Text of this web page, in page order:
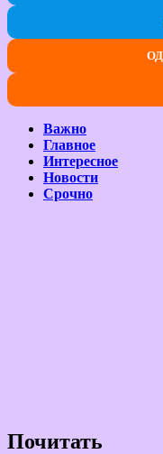
Важно
Главное
Интересное
Новости
Срочно
Почитать